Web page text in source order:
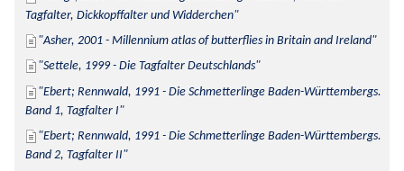
Tagfalter, Dickkopffalter und Widderchen
Asher, 2001 - Millennium atlas of butterflies in Britain and Ireland
Settele, 1999 - Die Tagfalter Deutschlands
Ebert; Rennwald, 1991 - Die Schmetterlinge Baden-Württembergs.
Band 1, Tagfalter I
Ebert; Rennwald, 1991 - Die Schmetterlinge Baden-Württembergs.
Band 2, Tagfalter II